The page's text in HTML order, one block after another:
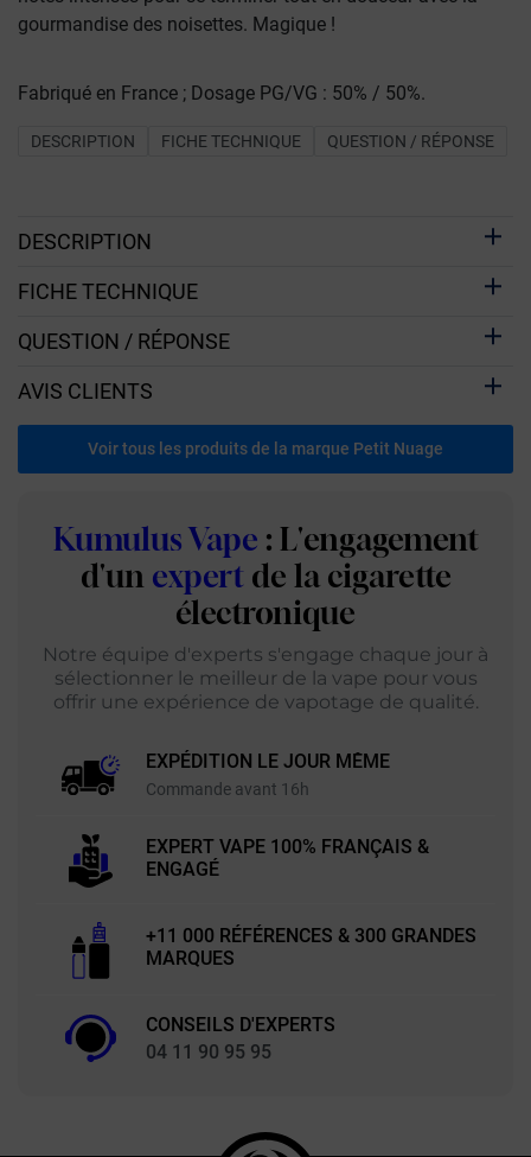
gourmandise des noisettes. Magique !
Fabriqué en France ; Dosage PG/VG : 50% / 50%.
DESCRIPTION FICHE TECHNIQUE QUESTION / RÉPONSE
DESCRIPTION
FICHE TECHNIQUE
QUESTION / RÉPONSE
AVIS CLIENTS
Voir tous les produits de la marque Petit Nuage
Kumulus Vape : L'engagement
d'un expert de la cigarette
électronique
Notre équipe d'experts s'engage chaque jour à
sélectionner le meilleur de la vape pour vous
offrir une expérience de vapotage de qualité.
EXPÉDITION LE JOUR MÊME
Commande avant 16h
EXPERT VAPE 100% FRANÇAIS &
ENGAGÉ
+11 000 RÉFÉRENCES & 300 GRANDES
MARQUES
CONSEILS D'EXPERTS
04 11 90 95 95